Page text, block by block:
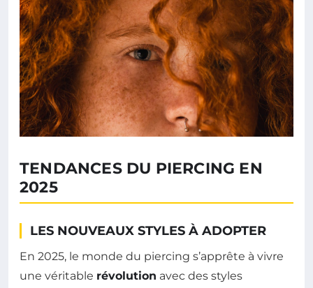
TENDANCES DU PIERCING EN
2025
LES NOUVEAUX STYLES À ADOPTER
En 2025, le monde du piercing s’apprête à vivre
une véritable révolution avec des styles